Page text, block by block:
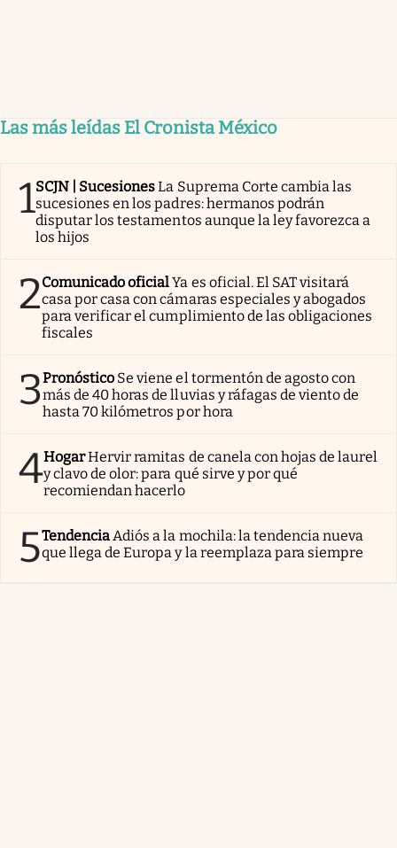
Las más leídas El Cronista México
1SCJN | SucesionesLa Suprema Corte cambia las
sucesiones en los padres: hermanos podrán
disputar los testamentos aunque la ley favorezca a
los hijos
2Comunicado oficialYa es oficial. El SAT visitará
casa por casa con cámaras especiales y abogados
para verificar el cumplimiento de las obligaciones
fiscales
3Pronóstico Se viene el tormentón de agosto con
más de 40 horas de lluvias y ráfagas de viento de
hasta 70 kilómetros por hora
4HogarHervir ramitas de canela con hojas de laurel
y clavo de olor: para qué sirve y por qué
recomiendan hacerlo
5TendenciaAdiós a la mochila: la tendencia nueva
que llega de Europa y la reemplaza para siempre